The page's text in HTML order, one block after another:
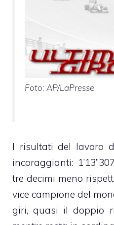
Foto: AP/LaPresse
I risultati del lavoro
incoraggianti:
tre decimi meno
vice campione del
giri, quasi il doppio